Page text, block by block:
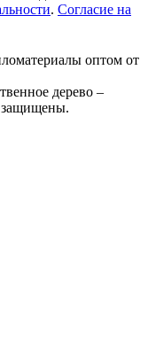
. Согласие на
оптом от
дерево –
защищены.